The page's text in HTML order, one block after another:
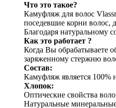
Что это такое?
Камуфляж для волос
поседевшие корни волос,
Благодаря натуральному
Как это работает ?
Когда Вы обрабатываете
заряженному стержню
Состав:
Камуфляж является 100%
Хлопок:
Оптические свойства
Натуральные